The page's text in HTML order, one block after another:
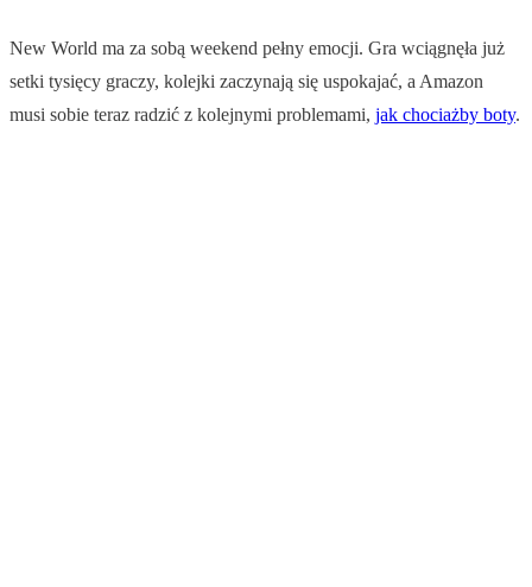
New World ma za sobą weekend pełny emocji. Gra wciągnęła już
setki tysięcy graczy, kolejki zaczynają się uspokajać, a Amazon
musi sobie teraz radzić z kolejnymi problemami, jak chociażby boty.